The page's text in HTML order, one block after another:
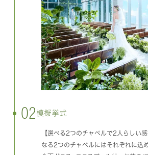
02模擬挙式
【選べる2つのチャペルで2人らしい
なる2つのチャペルにはそれぞれに込め